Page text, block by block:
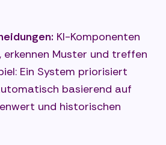
KI-Komponenten
erkennen Muster und treffen
Ein System priorisiert
basierend auf
und historischen